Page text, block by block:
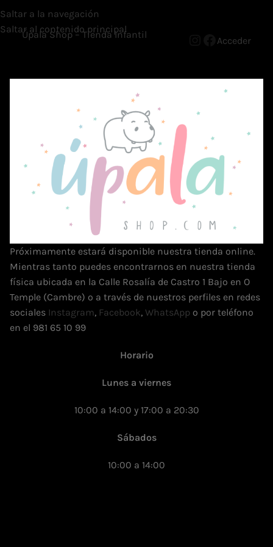
Saltar a la navegación
Saltar al contenido principal
Úpala Shop – Tienda Infantil
Acceder
Próximamente estará disponible nuestra tienda online.
Mientras tanto puedes encontrarnos en nuestra tienda
física ubicada en la Calle Rosalía de Castro 1 Bajo en O
Temple (Cambre) o a través de nuestros perfiles en redes
sociales Instagram, Facebook, WhatsApp o por teléfono
en el 981 65 10 99
Horario
Lunes a viernes
10:00 a 14:00 y 17:00 a 20:30
Sábados
10:00 a 14:00